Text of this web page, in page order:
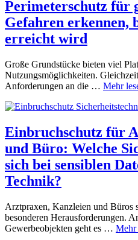
Perimeterschutz für
Gefahren erkennen,
erreicht wird
Große Grundstücke bieten viel
Nutzungsmöglichkeiten.
Anforderungen an die … Mehr
Einbruchschutz für
und Büro: Welche
sich bei sensiblen
Technik?
Arztpraxen, Kanzleien und Büros
besonderen Herausforderungen.
Gewerbeobjekten geht es … Mehr